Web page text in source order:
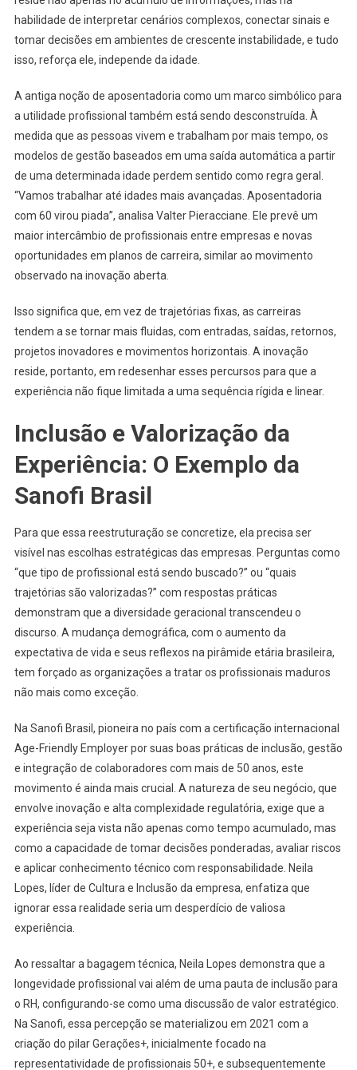
habilidade de interpretar cenários complexos, conectar sinais e
tomar decisões em ambientes de crescente instabilidade, e tudo
isso, reforça ele, independe da idade.
A antiga noção de aposentadoria como um marco simbólico para
a utilidade profissional também está sendo desconstruída. À
medida que as pessoas vivem e trabalham por mais tempo, os
modelos de gestão baseados em uma saída automática a partir
de uma determinada idade perdem sentido como regra geral.
“Vamos trabalhar até idades mais avançadas. Aposentadoria
com 60 virou piada”, analisa Valter Pieracciane. Ele prevê um
maior intercâmbio de profissionais entre empresas e novas
oportunidades em planos de carreira, similar ao movimento
observado na inovação aberta.
Isso significa que, em vez de trajetórias fixas, as carreiras
tendem a se tornar mais fluidas, com entradas, saídas, retornos,
projetos inovadores e movimentos horizontais. A inovação
reside, portanto, em redesenhar esses percursos para que a
experiência não fique limitada a uma sequência rígida e linear.
Inclusão e Valorização da
Experiência: O Exemplo da
Sanofi Brasil
Para que essa reestruturação se concretize, ela precisa ser
visível nas escolhas estratégicas das empresas. Perguntas como
“que tipo de profissional está sendo buscado?” ou “quais
trajetórias são valorizadas?” com respostas práticas
demonstram que a diversidade geracional transcendeu o
discurso. A mudança demográfica, com o aumento da
expectativa de vida e seus reflexos na pirâmide etária brasileira,
tem forçado as organizações a tratar os profissionais maduros
não mais como exceção.
Na Sanofi Brasil, pioneira no país com a certificação internacional
Age-Friendly Employer por suas boas práticas de inclusão, gestão
e integração de colaboradores com mais de 50 anos, este
movimento é ainda mais crucial. A natureza de seu negócio, que
envolve inovação e alta complexidade regulatória, exige que a
experiência seja vista não apenas como tempo acumulado, mas
como a capacidade de tomar decisões ponderadas, avaliar riscos
e aplicar conhecimento técnico com responsabilidade. Neila
Lopes, líder de Cultura e Inclusão da empresa, enfatiza que
ignorar essa realidade seria um desperdício de valiosa
experiência.
Ao ressaltar a bagagem técnica, Neila Lopes demonstra que a
longevidade profissional vai além de uma pauta de inclusão para
o RH, configurando-se como uma discussão de valor estratégico.
Na Sanofi, essa percepção se materializou em 2021 com a
criação do pilar Gerações+, inicialmente focado na
representatividade de profissionais 50+, e subsequentemente